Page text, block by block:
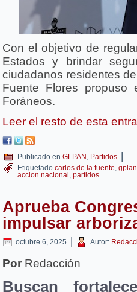
Con el objetivo de
Estados y brindar
ciudadanos residentes
Fuente Flores propuso
Foráneos.
Leer el resto de esta
Publicado en GLPAN , Partidos |
Etiquetado carlos de la fuente, gplan
accion nacional , partidos
Aprueba
impulsar
octubre 6, 2025 | Autor:
Por Redacción
Buscan